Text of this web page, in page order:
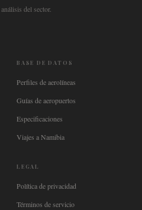
del sector.
BASE DE DATOS
Perfiles de aerolíneas
Guías de aeropuertos
Especificaciones
Viajes a Namibia
LEGAL
Política de privacidad
Términos de servicio